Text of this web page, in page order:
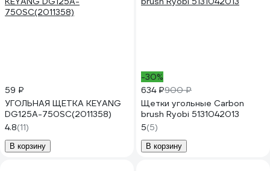
59 ₽
УГОЛЬНАЯ ЩЕТКА KEYANG
DG125A-750SC(2011358)
4.8(11)
В корзину
-30%
634 ₽900 ₽
Щетки угольные Carbon
brush Ryobi 5131042013
5(5)
В корзину